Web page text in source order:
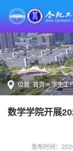
位置:首页>学生工
数学学院开展
发布时间：